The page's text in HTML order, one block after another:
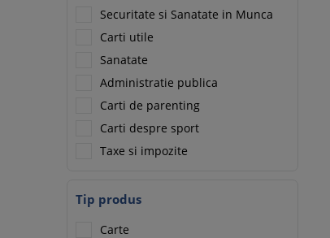
Securitate si Sanatate in Munca
Carti utile
Sanatate
Administratie publica
Carti de parenting
Carti despre sport
Taxe si impozite
Tip produs
Carte